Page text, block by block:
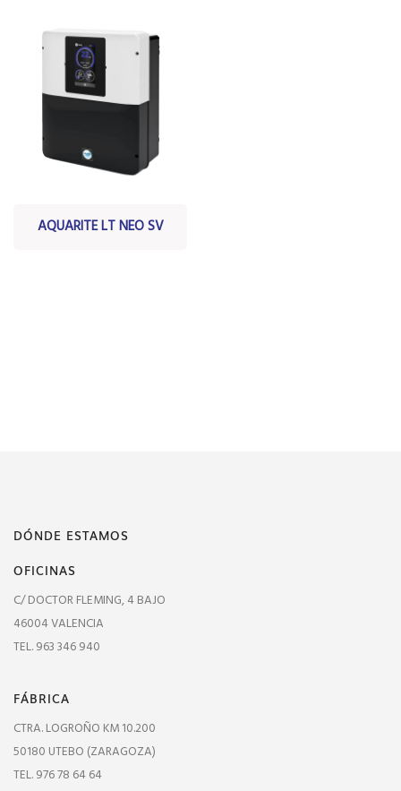
AQUARITE LT NEO SV
DÓNDE ESTAMOS
OFICINAS
C/ DOCTOR FLEMING, 4 BAJO
46004 VALENCIA
TEL. 963 346 940
FÁBRICA
CTRA. LOGROÑO KM 10.200
50180 UTEBO (ZARAGOZA)
TEL. 976 78 64 64